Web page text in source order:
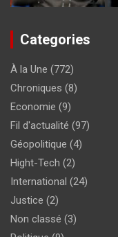
Categories
À la Une (772)
Chroniques (8)
Economie (9)
Fil d'actualité (97)
Géopolitique (4)
Hight-Tech (2)
International (24)
Justice (2)
Non classé (3)